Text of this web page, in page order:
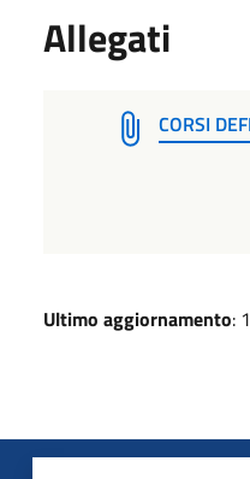
Allegati
CORSI
Ultimo aggiornamento: